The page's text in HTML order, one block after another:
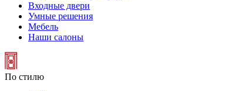
Входные двери
Умные решения
Мебель
Наши салоны
По стилю